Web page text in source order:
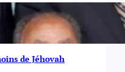
de Jéhovah